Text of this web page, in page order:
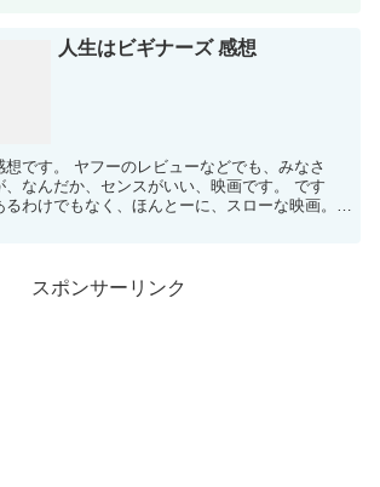
人生はビギナーズ 感想
想です。 ヤフーのレビューなどでも、みなさ
、なんだか、センスがいい、映画です。 です
わけでもなく、ほんとーに、スローな映画。
スポンサーリンク